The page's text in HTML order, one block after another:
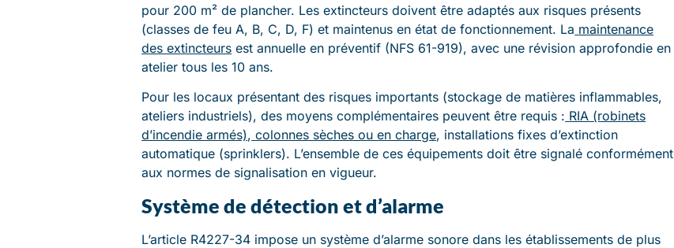
pour 200 m² de plancher. Les extincteurs doivent être adaptés aux risques présents
(classes de feu A, B, C, D, F) et maintenus en état de fonctionnement. La maintenance
des extincteurs est annuelle en préventif (NFS 61-919), avec une révision approfondie en
atelier tous les 10 ans.
Pour les locaux présentant des risques importants (stockage de matières inflammables,
ateliers industriels), des moyens complémentaires peuvent être requis : RIA (robinets
d’incendie armés), colonnes sèches ou en charge, installations fixes d’extinction
automatique (sprinklers). L’ensemble de ces équipements doit être signalé conformément
aux normes de signalisation en vigueur.
Système de détection et d’alarme
L’article R4227-34 impose un système d’alarme sonore dans les établissements de plus